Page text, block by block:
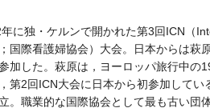
に独・ケルンで開かれた第3回ICN（
国際看護婦協会）大会。日本からは萩
加した。萩原は，ヨーロッパ旅行中の
第2回ICN大会に日本から初参加してい
。職業的な国際協会として最も古い団